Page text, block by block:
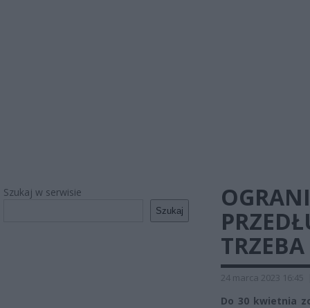
Szukaj w serwisie
Szukaj
24 marca 2023 16:45
Do 30 kwietnia